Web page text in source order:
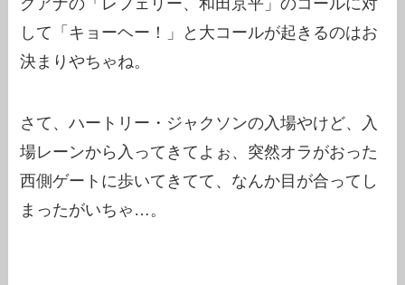
グアナの「レフェリー、和田京平」のコールに対
して「キョーヘー！」と大コールが起きるのはお
決まりやちゃね。
さて、ハートリー・ジャクソンの入場やけど、入
場レーンから入ってきてよぉ、突然オラがおった
西側ゲートに歩いてきてて、なんか目が合ってし
まったがいちゃ…。